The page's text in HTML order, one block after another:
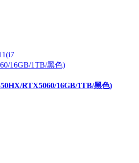
RTX5060/16GB/1TB/黑色)